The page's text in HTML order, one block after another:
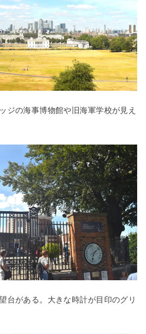
ジの海事博物館や旧海軍学校が見え
台がある。大きな時計が目印のグリ